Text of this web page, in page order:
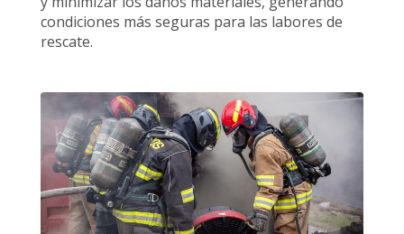
condiciones más seguras para las labores de
rescate.